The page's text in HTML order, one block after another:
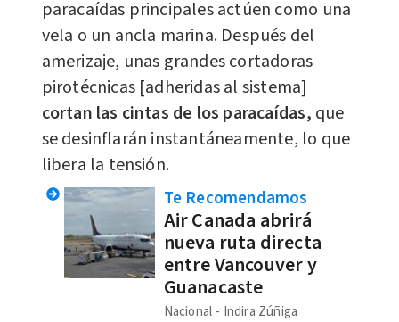
paracaídas principales actúen como una
vela o un ancla marina. Después del
amerizaje, unas grandes cortadoras
pirotécnicas [adheridas al sistema]
cortan las cintas de los paracaídas, que
se desinflarán instantáneamente, lo que
libera la tensión.
Te Recomendamos
Air Canada abrirá
nueva ruta directa
entre Vancouver y
Guanacaste
Nacional Indira Zúñiga